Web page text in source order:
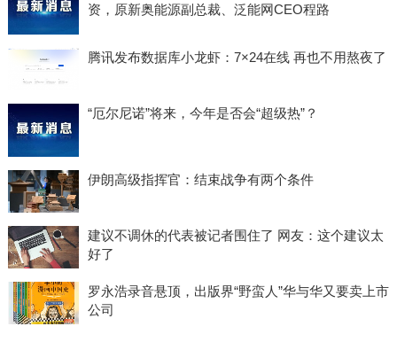
资，原新奥能源副总裁、泛能网CEO程路
腾讯发布数据库小龙虾：7×24在线 再也不用熬夜了
“厄尔尼诺”将来，今年是否会“超级热”？
伊朗高级指挥官：结束战争有两个条件
建议不调休的代表被记者围住了 网友：这个建议太
好了
罗永浩录音悬顶，出版界“野蛮人”华与华又要卖上市
公司